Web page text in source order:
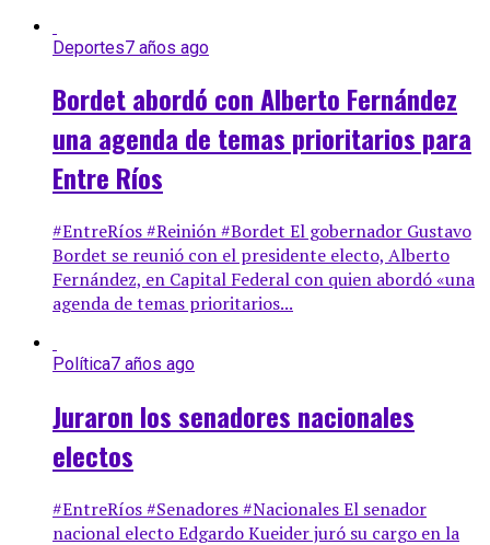
Deportes7 años ago
Bordet abordó con Alberto Fernández
una agenda de temas prioritarios para
Entre Ríos
#EntreRíos #Reinión #Bordet El gobernador Gustavo
Bordet se reunió con el presidente electo, Alberto
Fernández, en Capital Federal con quien abordó «una
agenda de temas prioritarios...
Política7 años ago
Juraron los senadores nacionales
electos
#EntreRíos #Senadores #Nacionales El senador
nacional electo Edgardo Kueider juró su cargo en la